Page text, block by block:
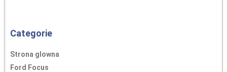
Categorie
Strona glowna
Ford Focus